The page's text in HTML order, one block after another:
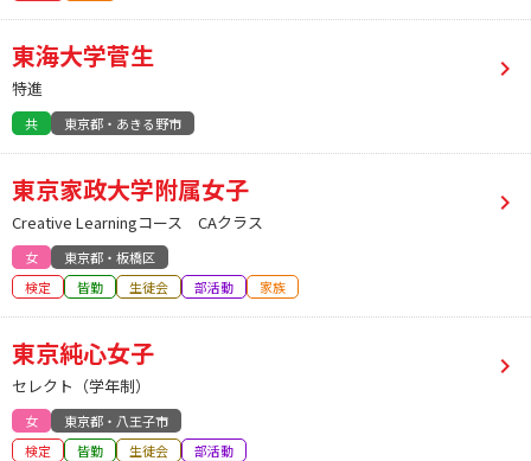
東海大学菅生
特進
共 東京都・あきる野市
東京家政大学附属女子
Creative Learningコース CAクラス
女
東京都・板橋区
検定
皆勤 生徒会 部活動 家族
東京純心女子
セレクト（学年制）
女
東京都・八王子市
検定
皆勤 生徒会 部活動